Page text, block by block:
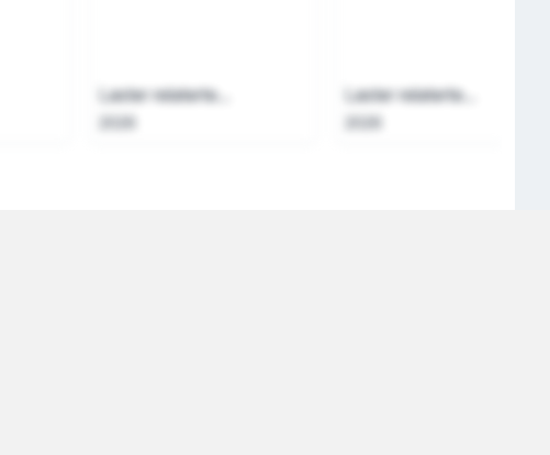
Laster relaterte...
2026
Laster relaterte...
2026